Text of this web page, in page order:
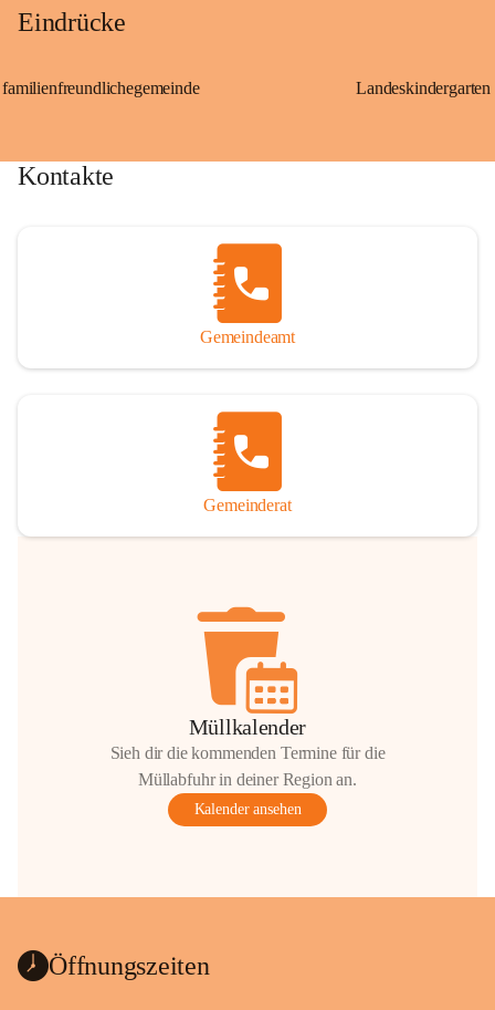
Eindrücke
familienfreundlichegemeinde
Kontakte
Gemeindeamt
Gemeinderat
Müllkalender
Sieh dir die kommenden Termine für die
Müllabfuhr in deiner Region an.
Kalender ansehen
Öffnungszeiten